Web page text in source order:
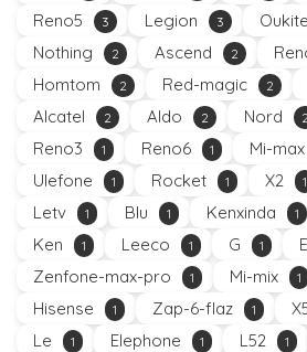
Reno5 3 Legion 3
Nothing 2 Ascend 2
Homtom 2 Red-magic 2
Alcatel 2 Aldo 2 Nord 2
Reno3 1 Reno6 1 Mi-max
Ulefone 1 Rocket 1 X2 1
Letv 1 Blu 1 Kenxinda 1
Ken 1 Leeco 1 G 1
Zenfone-max-pro 1 Mi-mix 1
Hisense 1 Zap-6-flaz 1
Le 1 Elephone 1 L52 1